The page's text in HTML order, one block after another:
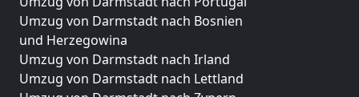
Umzug von Darmstadt nach Bosnien
und Herzegowina
Umzug von Darmstadt nach Irland
Umzug von Darmstadt nach Lettland